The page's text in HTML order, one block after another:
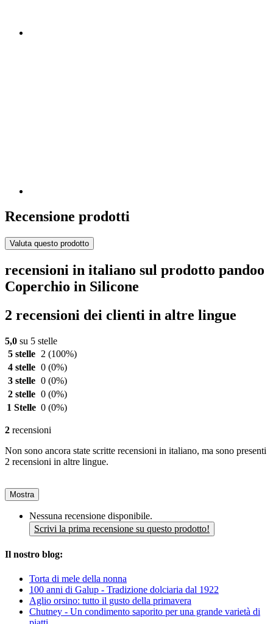
Recensione prodotti
Valuta questo prodotto
recensioni in italiano sul prodotto pandoo
Coperchio in Silicone
2 recensioni dei clienti in altre lingue
5,0 su 5 stelle
5 stelle
2 (100%)
4 stelle 0 (0%)
3 stelle 0 (0%)
2 stelle 0 (0%)
1 Stelle 0 (0%)
2 recensioni
Non sono ancora state scritte recensioni in italiano, ma sono presenti
2 recensioni in altre lingue.
Mostra
Nessuna recensione disponibile.
Scrivi la prima recensione su questo prodotto!
Il nostro blog:
Torta di mele della nonna
100 anni di Galup - Tradizione dolciaria dal 1922
Aglio orsino: tutto il gusto della primavera
Chutney - Un condimento saporito per una grande varietà di